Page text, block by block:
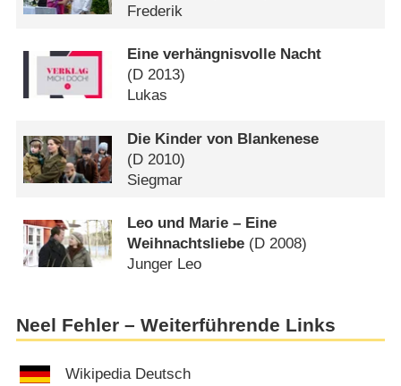
Frederik
Eine verhängnisvolle Nacht
(D 2013)
Lukas
Die Kinder von Blankenese
(D 2010)
Siegmar
Leo und Marie – Eine
Weihnachtsliebe (D 2008)
Junger Leo
Neel Fehler – Weiterführende Links
Wikipedia Deutsch